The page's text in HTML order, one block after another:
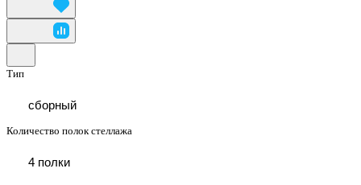
Тип
сборный
Количество полок стеллажа
4 полки